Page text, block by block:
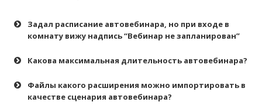
Задал расписание автовебинара, но при входе в
комнату вижу надпись “Вебинар не запланирован”
Какова максимальная длительность автовебинара?
Файлы какого расширения можно импортировать в
качестве сценария автовебинара?